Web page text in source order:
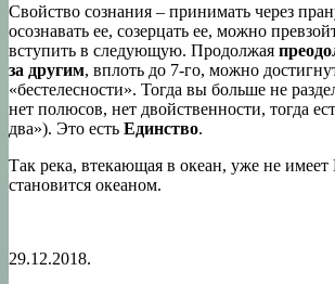
Свойство сознания – принимать через
осознавать ее, созерцать ее, можно
вступить в следующую. Продолжая
за другим, вплоть до 7-го, можно
«бестелесности». Тогда вы больше не
нет полюсов, нет двойственности, тогда
два»). Это есть Единство.
Так река, втекающая в океан, уже не
становится океаном.
29.12.2018.